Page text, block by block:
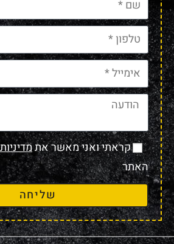
קראתי ואני מאשר את
האתר
שליחה